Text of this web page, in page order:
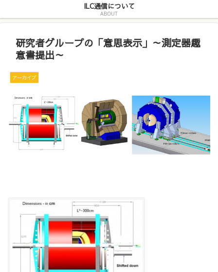
ILC通信について
ABOUT
研究者グループの「意思表示」～測定器趣
意書提出～
アーカイブ